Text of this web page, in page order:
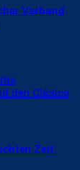
Verband
den Clásico
Zeit,